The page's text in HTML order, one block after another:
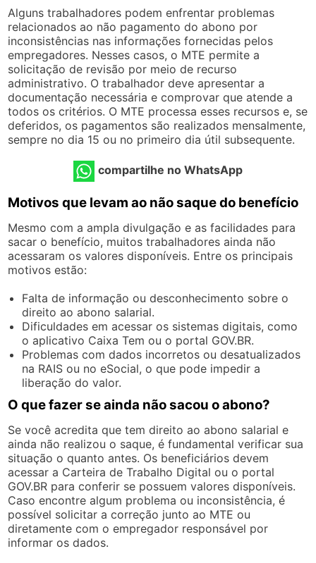
Alguns trabalhadores podem enfrentar problemas
relacionados ao não pagamento do abono por
inconsistências nas informações fornecidas pelos
empregadores. Nesses casos, o MTE permite a
solicitação de revisão por meio de recurso
administrativo. O trabalhador deve apresentar a
documentação necessária e comprovar que atende a
todos os critérios. O MTE processa esses recursos e, se
deferidos, os pagamentos são realizados mensalmente,
sempre no dia 15 ou no primeiro dia útil subsequente.
compartilhe no WhatsApp
Motivos que levam ao não saque do benefício
Mesmo com a ampla divulgação e as facilidades para
sacar o benefício, muitos trabalhadores ainda não
acessaram os valores disponíveis. Entre os principais
motivos estão:
Falta de informação ou desconhecimento sobre o
direito ao abono salarial.
Dificuldades em acessar os sistemas digitais, como
o aplicativo Caixa Tem ou o portal GOV.BR.
Problemas com dados incorretos ou desatualizados
na RAIS ou no eSocial, o que pode impedir a
liberação do valor.
O que fazer se ainda não sacou o abono?
Se você acredita que tem direito ao abono salarial e
ainda não realizou o saque, é fundamental verificar sua
situação o quanto antes. Os beneficiários devem
acessar a Carteira de Trabalho Digital ou o portal
GOV.BR para conferir se possuem valores disponíveis.
Caso encontre algum problema ou inconsistência, é
possível solicitar a correção junto ao MTE ou
diretamente com o empregador responsável por
informar os dados.